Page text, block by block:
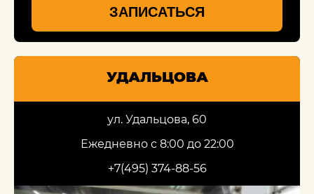
ЗАПИСАТЬСЯ
УДАЛЬЦОВА
ул. Удальцова, 60
Ежедневно с 8:00 до 22:00
+7(495) 374-88-56